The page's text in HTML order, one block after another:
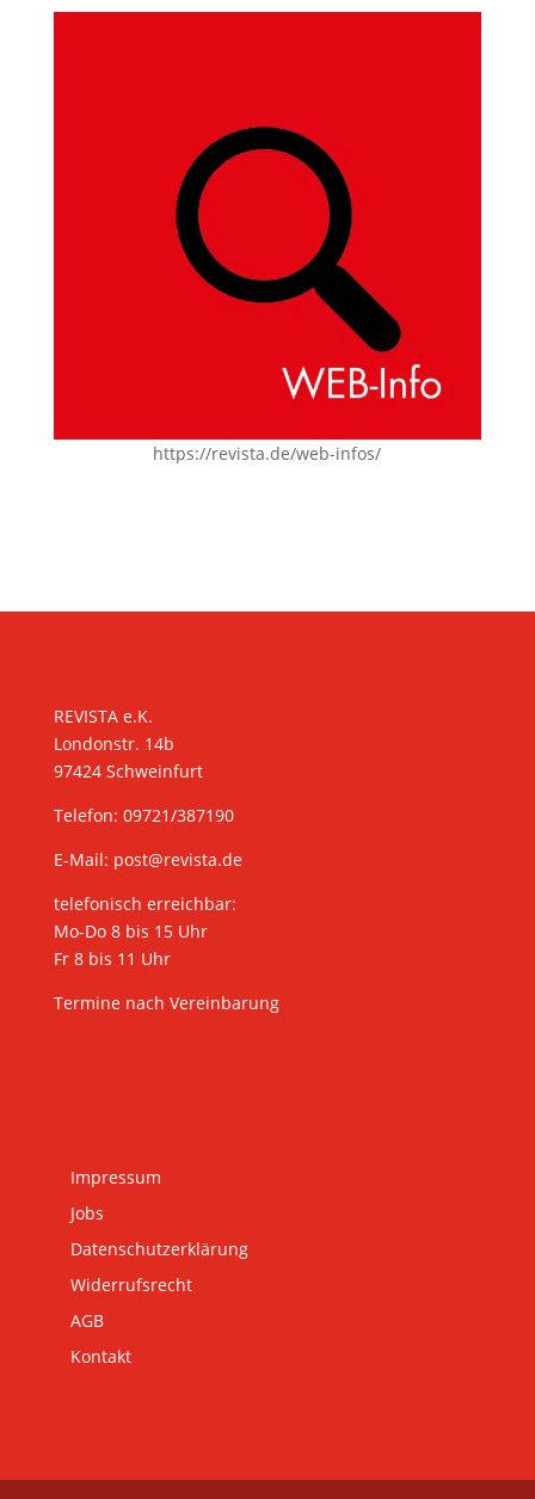
https://revista.de/web-infos/
REVISTA e.K.
Londonstr. 14b
97424 Schweinfurt
Telefon: 09721/387190
E-Mail: post@revista.de
telefonisch erreichbar:
Mo-Do 8 bis 15 Uhr
Fr 8 bis 11 Uhr
Termine nach Vereinbarung
Impressum
Jobs
Datenschutzerklärung
Widerrufsrecht
AGB
Kontakt